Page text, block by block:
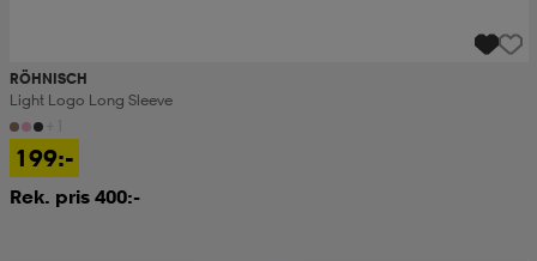
RÖHNISCH
Light Logo Long Sleeve
199:-
Rek. pris 400:-